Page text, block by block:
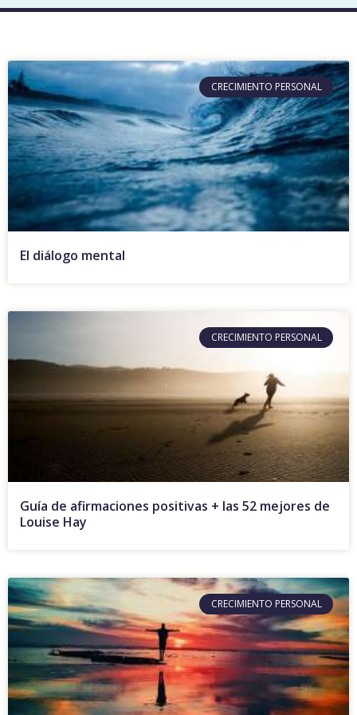
CRECIMIENTO PERSONAL
El diálogo mental
CRECIMIENTO PERSONAL
Guía de afirmaciones positivas + las 52 mejores de
Louise Hay
CRECIMIENTO PERSONAL